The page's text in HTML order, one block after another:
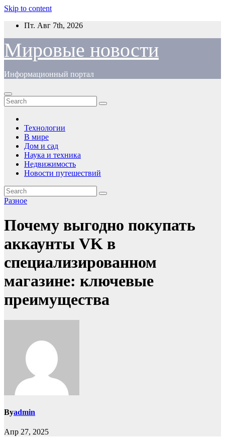
Skip to content
Пт. Авг 7th, 2026
Мировые новости
Информационный портал
Технологии
В мире
Дом и сад
Наука и техника
Недвижимость
Новости путешествий
Разное
Почему выгодно покупать
аккаунты VK в
специализированном
магазине: ключевые
преимущества
Byadmin
Апр 27, 2025